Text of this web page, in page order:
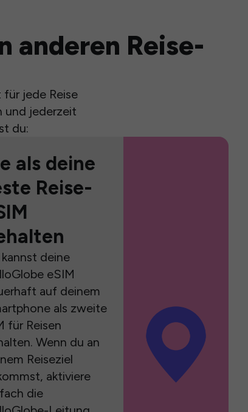
anderen Reise-
jede Reise
und jederzeit
du:
als deine
Reise-
kannst deine
eSIM
auf deinem
als zweite
für Reisen
Wenn du an
Reiseziel
aktiviere
die